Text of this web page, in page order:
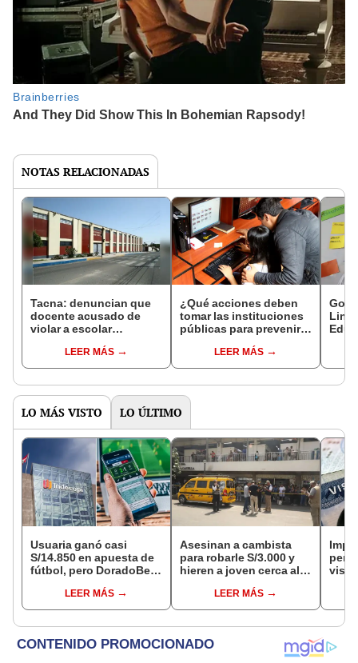
NOTAS RELACIONADAS
Tacna: denuncian que
docente acusado de
violar a escolar
LEER MÁS
¿Qué acciones deben
tomar las instituciones
públicas para prevenir y
hostigamiento sexual?
LEER MÁS
LO MÁS VISTO LO ÚLTIMO
Usuaria ganó casi
S/14.850 en apuesta de
fútbol, pero DoradoBet
Indecopi multó a la
empresa con más de S/
LEER MÁS
Asesinan a cambista
para robarle S/3.000 y
hieren a joven cerca al
CercadoLEER MÁS